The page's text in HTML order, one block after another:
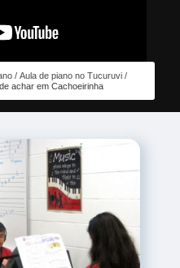
Aula de piano no Tucuruvi
achar em Cachoeirinha